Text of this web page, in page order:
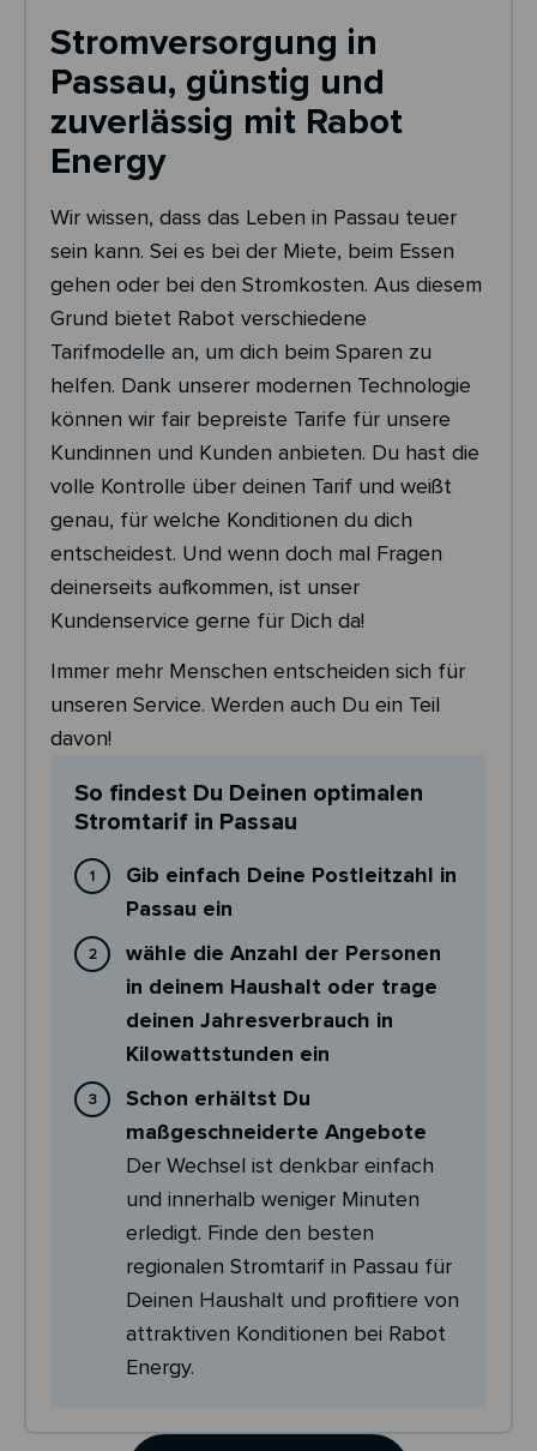
Stromversorgung in
Passau, günstig und
zuverlässig mit Rabot
Energy
Wir wissen, dass das Leben in Passau teuer
sein kann. Sei es bei der Miete, beim Essen
gehen oder bei den Stromkosten. Aus diesem
Grund bietet Rabot verschiedene
Tarifmodelle an, um dich beim Sparen zu
helfen. Dank unserer modernen Technologie
können wir fair bepreiste Tarife für unsere
Kundinnen und Kunden anbieten. Du hast die
volle Kontrolle über deinen Tarif und weißt
genau, für welche Konditionen du dich
entscheidest. Und wenn doch mal Fragen
deinerseits aufkommen, ist unser
Kundenservice gerne für Dich da!
Immer mehr Menschen entscheiden sich für
unseren Service. Werden auch Du ein Teil
davon!
So findest Du Deinen optimalen
Stromtarif in Passau
Gib einfach Deine Postleitzahl in
Passau ein
wähle die Anzahl der Personen
in deinem Haushalt oder trage
deinen Jahresverbrauch in
Kilowattstunden ein
Schon erhältst Du
maßgeschneiderte Angebote
Der Wechsel ist denkbar einfach
und innerhalb weniger Minuten
erledigt. Finde den besten
regionalen Stromtarif in Passau für
Deinen Haushalt und profitiere von
attraktiven Konditionen bei Rabot
Energy.